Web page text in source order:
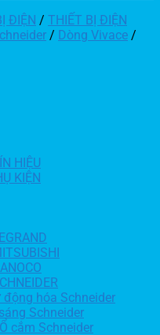
ĐIỆN / THIẾT BỊ ĐIỆN
/ Dòng Vivace /
HIỆU
KIỆN
hóa Schneider
Schneider
cắm Schneider